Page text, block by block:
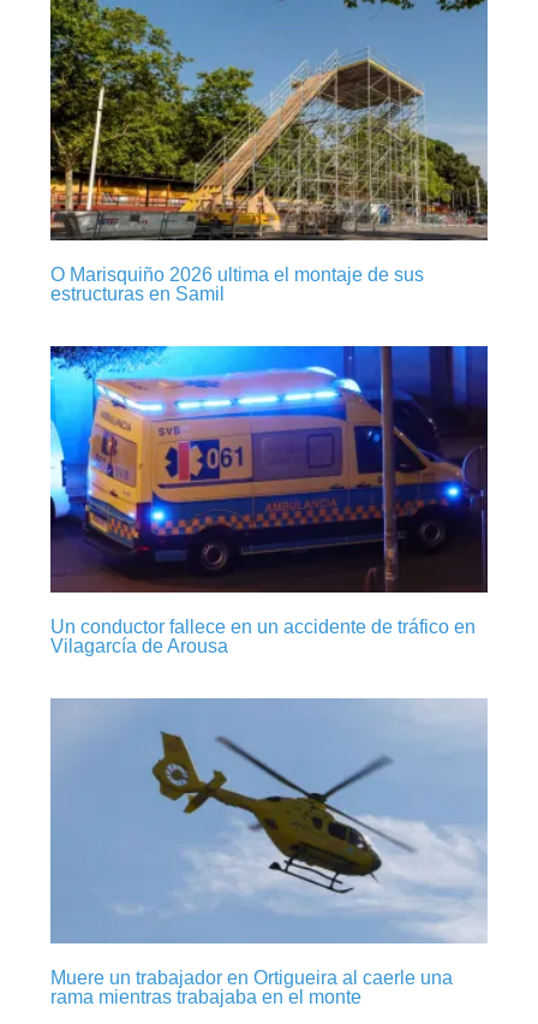
O Marisquiño 2026 ultima el montaje de sus
estructuras en Samil
Un conductor fallece en un accidente de tráfico en
Vilagarcía de Arousa
Muere un trabajador en Ortigueira al caerle una
rama mientras trabajaba en el monte